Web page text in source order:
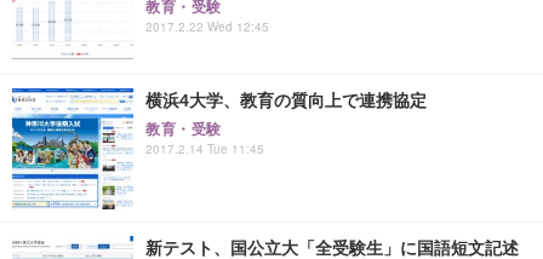
教育・受験
2017.2.22 Wed 12:45
横浜4大学、教育の質向上で連携協定
教育・受験
2017.2.14 Tue 11:45
新テスト、国公立大「全受験生」に国語短文記述